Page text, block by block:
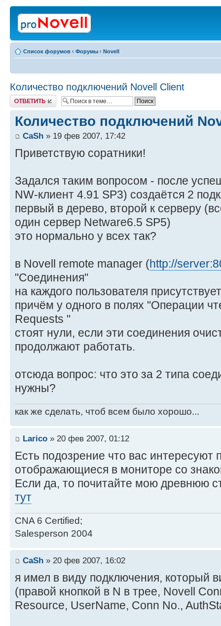
Список форумов ‹ Форумы ‹ Novell
Количество подключений Novell Client
Ответить
Количество подключений
CaSh » 19 фев 2007, 17:42
Приветствую соратники!
Задался таким вопросом - после
NW-клиент 4.91 SP3) создаётся 2
первый в дерево, второй к серверу
один сервер Netware6.5 SP5)
это нормально у всех так?
в Novell remote manager (http://
"Соединения"
на каждого пользователя
причём у одного в полях "Операции
Requests "
стоят нули, если эти соединения
продолжают работать.
отсюда вопрос: что это за 2 типа
нужны?
как же сделать, чтоб всем было хорошо...
Larico » 20 фев 2007, 01:12
Есть подозрение что вас интересуют
отображающиеся в мониторе со
Если да, то почитайте мою древнюю
тут
CNA 6 Certified;
Salesperson 2004
CaSh » 20 фев 2007, 16:02
я имел в виду подключения, который
(правой кнопкой в N в трее, Novell
Resource, UserName, Conn No.,